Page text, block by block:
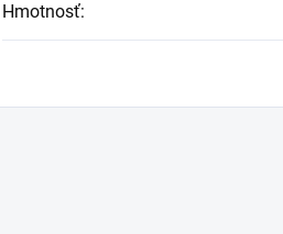
Hmotnosť: